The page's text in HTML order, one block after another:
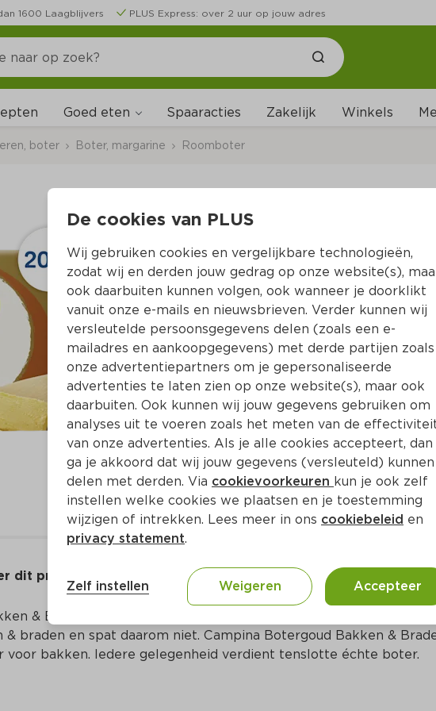
1600 Laagblijvers PLUS Express: over 2 uur op jouw adres
Goed eten Spaaracties Zakelijk Winkels
boter Boter, margarine Roomboter
Campina Botergoud
Per Wikkel 200 g  (per kilo €19.95)
3.99
Toevoegen
dit product
& Braden is heerlijk romig en puur van smaak! Het is speciaal
braden en spat daarom niet. Campina Botergoud Bakken &
voor bakken. Iedere gelegenheid verdient tenslotte échte boter.
De cookies van PLUS
Wij gebruiken cookies en vergelijkbare technologieën,
zodat wij en derden jouw gedrag op onze website(s),
ook daarbuiten kunnen volgen, ook wanneer je doorklikt
vanuit onze e-mails en nieuwsbrieven. Verder kunnen wij
versleutelde persoonsgegevens delen (zoals een e-
mailadres en aankoopgegevens) met derde partijen zoals
onze advertentiepartners om je gepersonaliseerde
advertenties te laten zien op onze website(s), maar ook
daarbuiten. Ook kunnen wij jouw gegevens gebruiken om
analyses uit te voeren zoals het meten van de
van onze advertenties. Als je alle cookies accepteert, dan
ga je akkoord dat wij jouw gegevens (versleuteld) kunnen
delen met derden. Via cookievoorkeuren kun je ook zelf
instellen welke cookies we plaatsen en je toestemming
wijzigen of intrekken. Lees meer in ons cookiebeleid en
privacy statement.
Zelf instellen Weigeren Accepteer